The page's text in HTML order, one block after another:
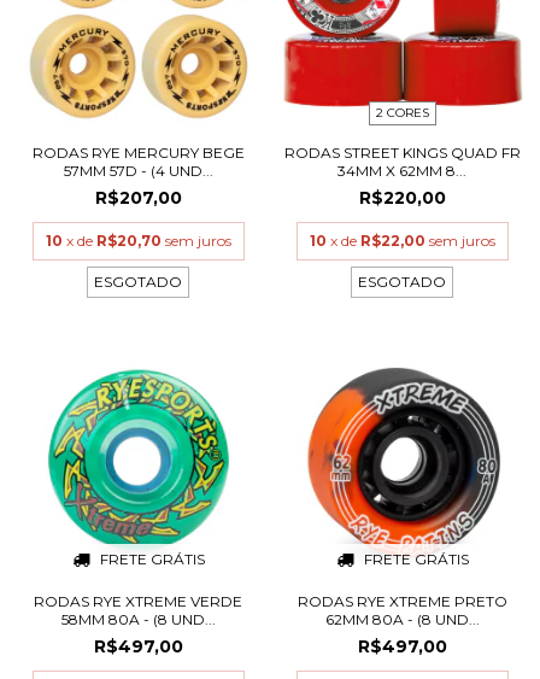
RODAS RYE MERCURY BEGE
57MM 57D - (4 UND...
R$207,00
10 x de R$20,70 sem juros
ESGOTADO
2 CORES
RODAS STREET KINGS QUAD FR
34MM X 62MM 8...
R$220,00
10 x de R$22,00 sem juros
ESGOTADO
FRETE GRÁTIS
RODAS RYE XTREME VERDE
58MM 80A - (8 UND...
R$497,00
FRETE GRÁTIS
RODAS RYE XTREME PRETO
62MM 80A - (8 UND...
R$497,00